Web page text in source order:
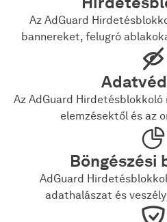
Az AdGuard
bannereket, felugró
Az AdGuard
elemzésektől és az
Böngészési
AdGuard
adathalászat és